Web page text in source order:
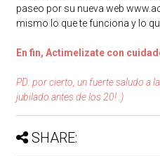
paseo por su nueva web
mismo lo que te funciona y lo
En fin, Actimelizate con
PD: por cierto, un fuerte saludo a
jubilado antes de los 20! :)
SHARE: